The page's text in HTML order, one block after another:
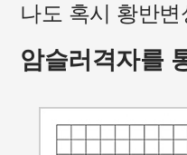
나도 혹시 황반변
암슬러격자를